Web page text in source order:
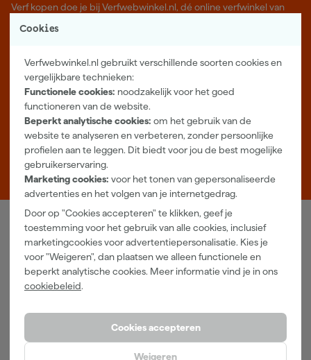
Cookies
Verfwebwinkel.nl gebruikt verschillende soorten cookies en
vergelijkbare technieken:
Functionele cookies: noodzakelijk voor het goed
functioneren van de website.
Beperkt analytische cookies: om het gebruik van de
website te analyseren en verbeteren, zonder persoonlijke
profielen aan te leggen. Dit biedt voor jou de best mogelijke
gebruikerservaring.
Marketing cookies: voor het tonen van gepersonaliseerde
advertenties en het volgen van je internetgedrag.
Door op "Cookies accepteren" te klikken, geef je
toestemming voor het gebruik van alle cookies, inclusief
marketingcookies voor advertentiepersonalisatie. Kies je
voor "Weigeren", dan plaatsen we alleen functionele en
beperkt analytische cookies. Meer informatie vind je in ons
cookiebeleid.
Cookies accepteren
Weigeren
Verf kopen doe je bij Verfwebwinkel.nl, dé online verfwinkel van
Nederland. Voordelige verf van topkwaliteit en gratis deskundig
Meer over ons
Showroom in Tilburg
Openingstijden
Maandag t/m vrijdag 08:00 - 18:00
Zaterdag 08:00 - 16:00
Zevenheuvelenweg 25
5048 AN Tilburg
Verfwebwinkel
Schildersbenodigdheden
Gereedschappen
Grondverf en primer
Spuitbussen
Beits
Betonverf en -coatings
Hulp & contact Merken